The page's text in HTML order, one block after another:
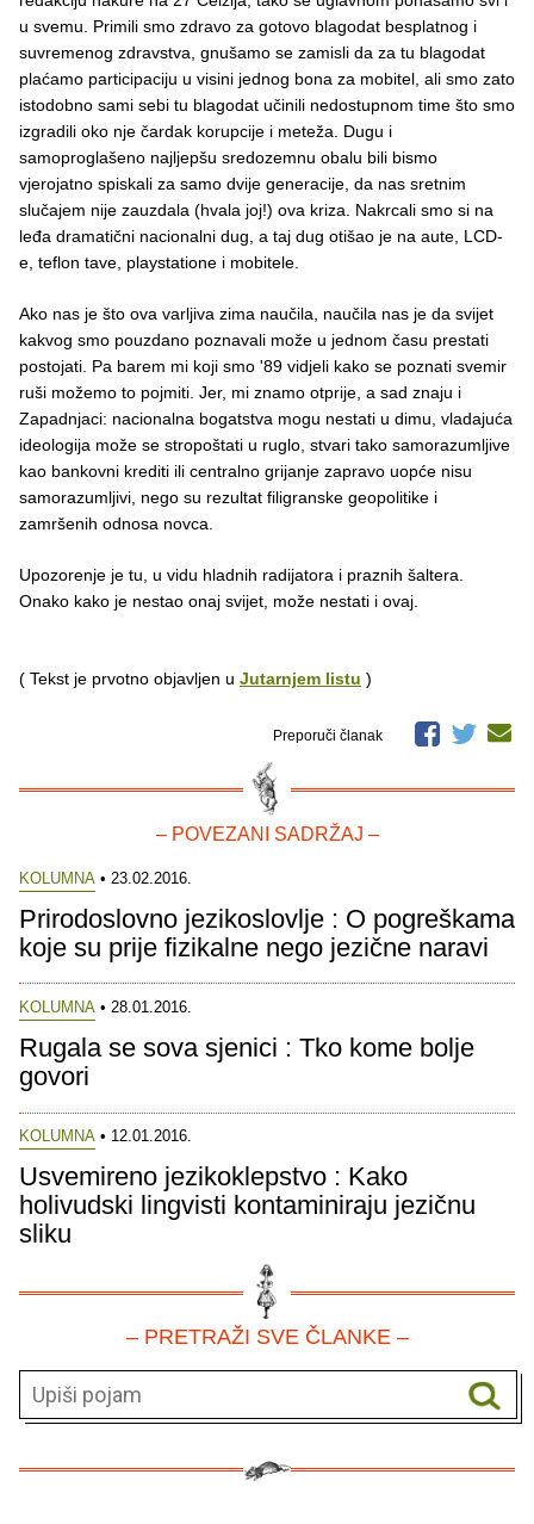
u svemu. Primili smo zdravo za gotovo blagodat besplatnog i
suvremenog zdravstva, gnušamo se zamisli da za tu blagodat
plaćamo participaciju u visini jednog bona za mobitel, ali smo zato
istodobno sami sebi tu blagodat učinili nedostupnom time što smo
izgradili oko nje čardak korupcije i meteža. Dugu i
samoproglašeno najljepšu sredozemnu obalu bili bismo
vjerojatno spiskali za samo dvije generacije, da nas sretnim
slučajem nije zauzdala (hvala joj!) ova kriza. Nakrcali smo si na
leđa dramatični nacionalni dug, a taj dug otišao je na aute, LCD-
e, teflon tave, playstatione i mobitele.
Ako nas je što ova varljiva zima naučila, naučila nas je da svijet
kakvog smo pouzdano poznavali može u jednom času prestati
postojati. Pa barem mi koji smo '89 vidjeli kako se poznati svemir
ruši možemo to pojmiti. Jer, mi znamo otprije, a sad znaju i
Zapadnjaci: nacionalna bogatstva mogu nestati u dimu, vladajuća
ideologija može se stropoštati u ruglo, stvari tako samorazumljive
kao bankovni krediti ili centralno grijanje zapravo uopće nisu
samorazumljivi, nego su rezultat filigranske geopolitike i
zamršenih odnosa novca.
Upozorenje je tu, u vidu hladnih radijatora i praznih šaltera.
Onako kako je nestao onaj svijet, može nestati i ovaj.
( Tekst je prvotno objavljen u Jutarnjem listu )
Preporuči članak
– POVEZANI SADRŽAJ –
KOLUMNA • 23.02.2016.
Prirodoslovno jezikoslovlje : O pogreškama
koje su prije fizikalne nego jezične naravi
KOLUMNA • 28.01.2016.
Rugala se sova sjenici : Tko kome bolje
govori
KOLUMNA • 12.01.2016.
Usvemireno jezikoklepstvo : Kako
holivudski lingvisti kontaminiraju jezičnu
sliku
– PRETRAŽI SVE ČLANKE –